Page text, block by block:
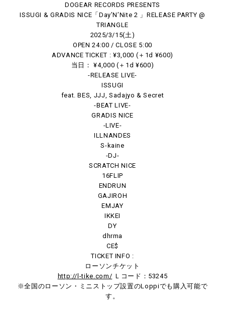
DOGEAR RECORDS PRESENTS
ISSUGI & GRADIS NICE「Day’N’Nite 2 」RELEASE PARTY @
TRIANGLE
2025/3/15(土)
OPEN 24:00 / CLOSE 5:00
ADVANCE TICKET : ¥3,000 (＋1d ¥600)
当日： ¥4,000 (＋1d ¥600)
-RELEASE LIVE-
ISSUGI
feat. BES, JJJ, Sadajyo & Secret
-BEAT LIVE-
GRADIS NICE
-LIVE-
ILLNANDES
S-kaine
-DJ-
SCRATCH NICE
16FLIP
ENDRUN
GAJIROH
EMJAY
IKKEI
DY
dhrma
CE$
TICKET INFO :
ローソンチケット
http://l-tike.com/ Ｌコード：53245
※全国のローソン・ミニストップ設置のLoppiでも購入可能で
す。